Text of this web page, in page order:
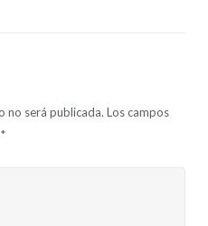
no será publicada. Los campos
*